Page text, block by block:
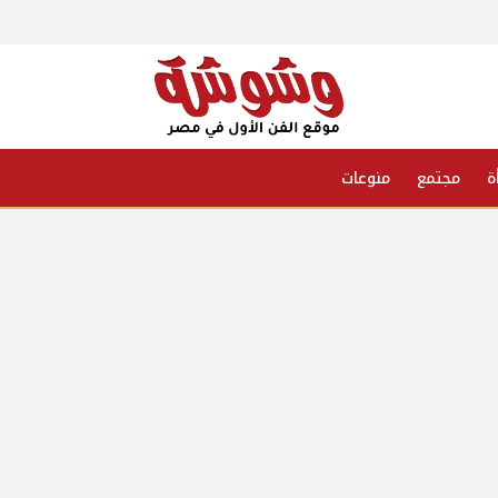
مجتمع منوعات